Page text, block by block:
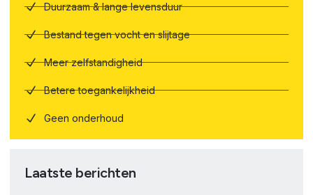
Duurzaam & lange levensduur
Bestand tegen vocht en slijtage
Meer zelfstandigheid
Betere toegankelijkheid
Geen onderhoud
Laatste berichten